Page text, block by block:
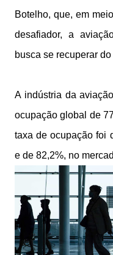
Botelho, que, em
desafiador, a
busca se recuperar
A indústria da
ocupação global de
taxa de ocupação foi
e de 82,2%, no